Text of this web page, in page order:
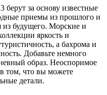
берут за основу известные
приемы из прошлого и
будущего. Морские и
яркость и
а бахрома и
Добавьте немного
образ. Неоспоримое
том, что вы можете
детали.